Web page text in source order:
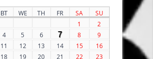
ВТ WE TH FR SA
SU
1
2
4 5 6 7 8
9
11 12 13 14 15
16
18 19 20 21 22
23